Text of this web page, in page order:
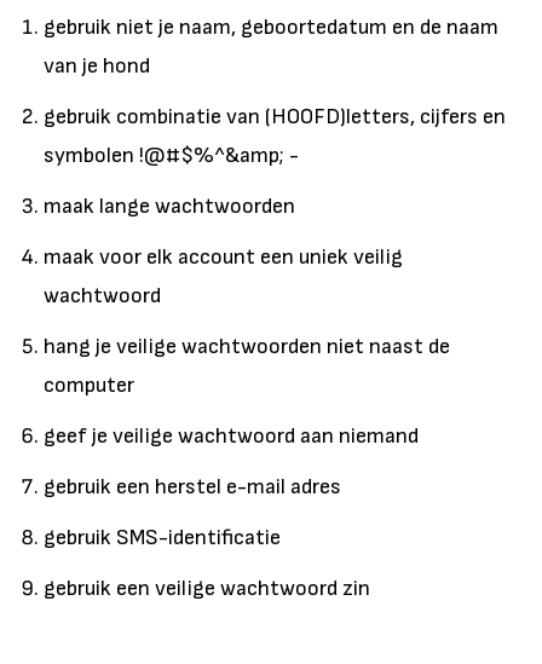
gebruik niet je naam, geboortedatum en de naam
van je hond
gebruik combinatie van (HOOFD)letters, cijfers en
symbolen !@#$%^&amp; -
maak lange wachtwoorden
maak voor elk account een uniek veilig
wachtwoord
hang je veilige wachtwoorden niet naast de
computer
geef je veilige wachtwoord aan niemand
gebruik een herstel e-mail adres
gebruik SMS-identificatie
gebruik een veilige wachtwoord zin